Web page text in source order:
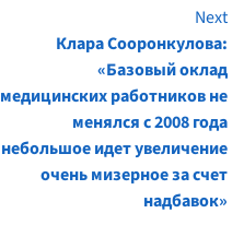
Next
Клара Сооронкулова:
«Базовый оклад
медицинских работников не
менялся с 2008 года
небольшое идет увеличение
очень мизерное за счет
надбавок»